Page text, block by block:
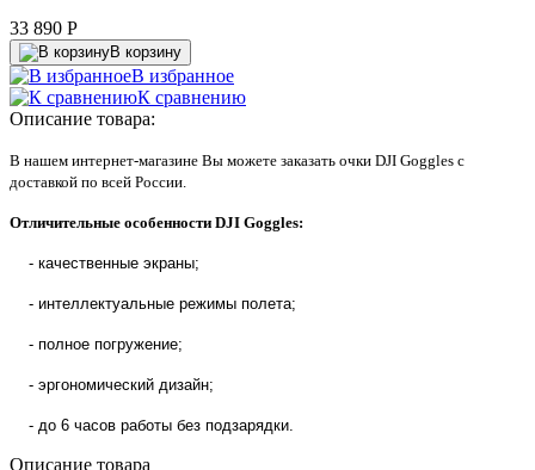
33 890 P
В корзину
В избранное
К сравнению
Описание товара:
В нашем интернет-магазине Вы можете заказать очки DJI Goggles с
доставкой по всей России.
Отличительные особенности DJI Goggles:
- качественные экраны;
- интеллектуальные режимы полета;
- полное погружение;
- эргономический дизайн;
- до 6 часов работы без подзарядки
Описание товара